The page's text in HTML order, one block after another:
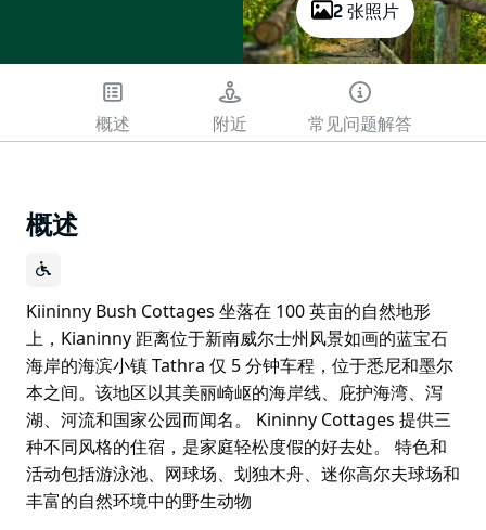
2 张照片
概述 附近 常见问题解答
概述
Kiininny Bush Cottages 坐落在 100 英亩的自然地形
上，Kianinny 距离位于新南威尔士州风景如画的蓝宝石
海岸的海滨小镇 Tathra 仅 5 分钟车程，位于悉尼和墨尔
本之间。该地区以其美丽崎岖的海岸线、庇护海湾、泻
湖、河流和国家公园而闻名。 Kininny Cottages 提供三
种不同风格的住宿，是家庭轻松度假的好去处。 特色和
活动包括游泳池、网球场、划独木舟、迷你高尔夫球场和
丰富的自然环境中的野生动物